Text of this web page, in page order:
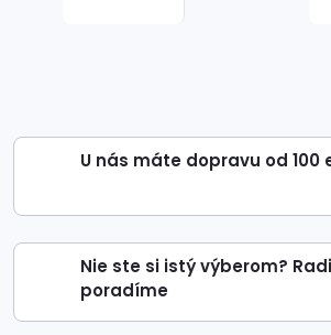
U nás máte dopravu od 100
Nie ste si istý výberom?
poradíme